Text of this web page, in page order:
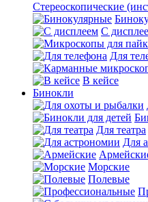
Стереоскопические
С
Для
В кейсе
Бинокли
Для театра
Для
Морские
Полевые